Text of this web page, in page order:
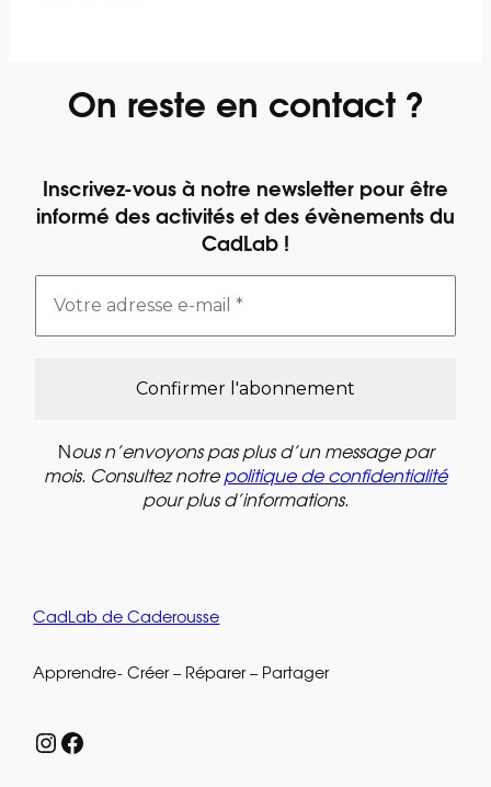
On reste en contact ?
Inscrivez-vous à notre newsletter pour être
informé des activités et des évènements du
CadLab !
Nous n’envoyons pas plus d’un message par
mois. Consultez notre politique de confidentialité
pour plus d’informations.
CadLab de Caderousse
Apprendre- Créer – Réparer – Partager
Instagram Facebook